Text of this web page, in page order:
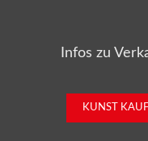
Infos zu
KUNST